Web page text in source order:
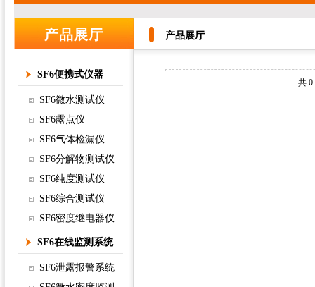
产品展厅 产品展厅
SF6便携式仪器
SF6微水测试仪
SF6露点仪
SF6气体检漏仪
SF6分解物测试仪
SF6纯度测试仪
SF6综合测试仪
SF6密度继电器仪
SF6在线监测系统
SF6泄露报警系统
共